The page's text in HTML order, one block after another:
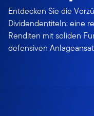
Entdecken Sie die
Dividendentiteln: eine
Renditen mit soliden
defensiven